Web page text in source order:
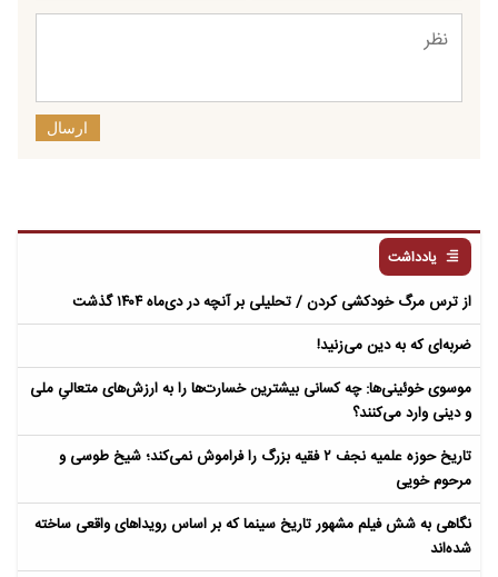
ارسال
یادداشت
از ترس مرگ خودکشی کردن / تحلیلی بر آنچه در دی‌ماه ۱۴۰۴ گذشت
ضربه‌ای که به دین می‌زنید!
موسوی خوئینی‌ها: چه کسانی بیشترین خسارت‌ها را به ارزش‌های متعالیِ ملی
و دینی وارد می‌کنند؟
تاریخ حوزه علمیه نجف ۲ فقیه بزرگ را فراموش نمی‌کند؛ شیخ طوسی و
مرحوم خویی
نگاهی به شش فیلم مشهور تاریخ سینما که بر اساس رویداهای واقعی ساخته
شده‌اند